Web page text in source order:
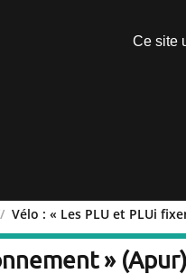
Vélo : « Les PLU et PLUi
« Les PLU et
» (Apur)
Ce site